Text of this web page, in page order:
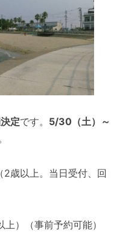
定です。 5/30（土）～
（2歳以上。当日受付、回
上）（事前予約可能）